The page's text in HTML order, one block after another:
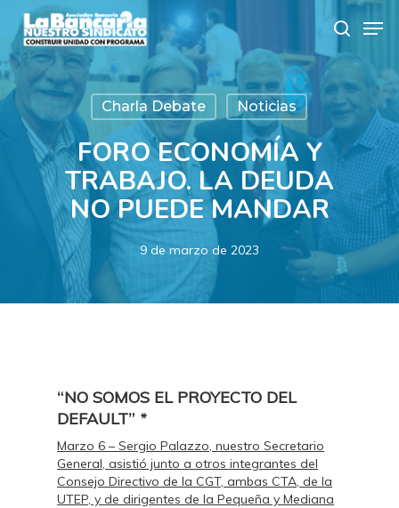
main
content
search
Charla Debate Noticias
FORO ECONOMÍA Y
TRABAJO. LA DEUDA
NO PUEDE MANDAR
9 de marzo de 2023
“NO SOMOS EL PROYECTO DEL
DEFAULT” *
Marzo 6 – Sergio Palazzo, nuestro Secretario
General, asistió junto a otros integrantes del
Consejo Directivo de la CGT, ambas CTA, de la
UTEP, y de dirigentes de la Pequeña y Mediana